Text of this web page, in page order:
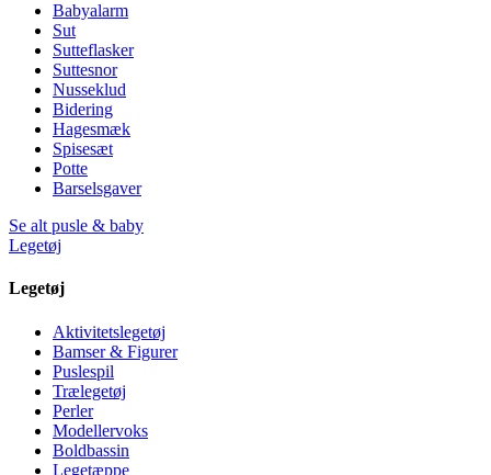
Babyalarm
Sut
Sutteflasker
Suttesnor
Nusseklud
Bidering
Hagesmæk
Spisesæt
Potte
Barselsgaver
Se alt pusle & baby
Legetøj
Legetøj
Aktivitetslegetøj
Bamser & Figurer
Puslespil
Trælegetøj
Perler
Modellervoks
Boldbassin
Legetæppe